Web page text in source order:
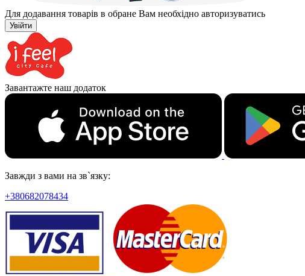
Для додавання товарів в обране Вам необхідно авторизуватись
Увійти
Завантажте наш додаток
Завжди з вами на зв`язку:
+380682078434